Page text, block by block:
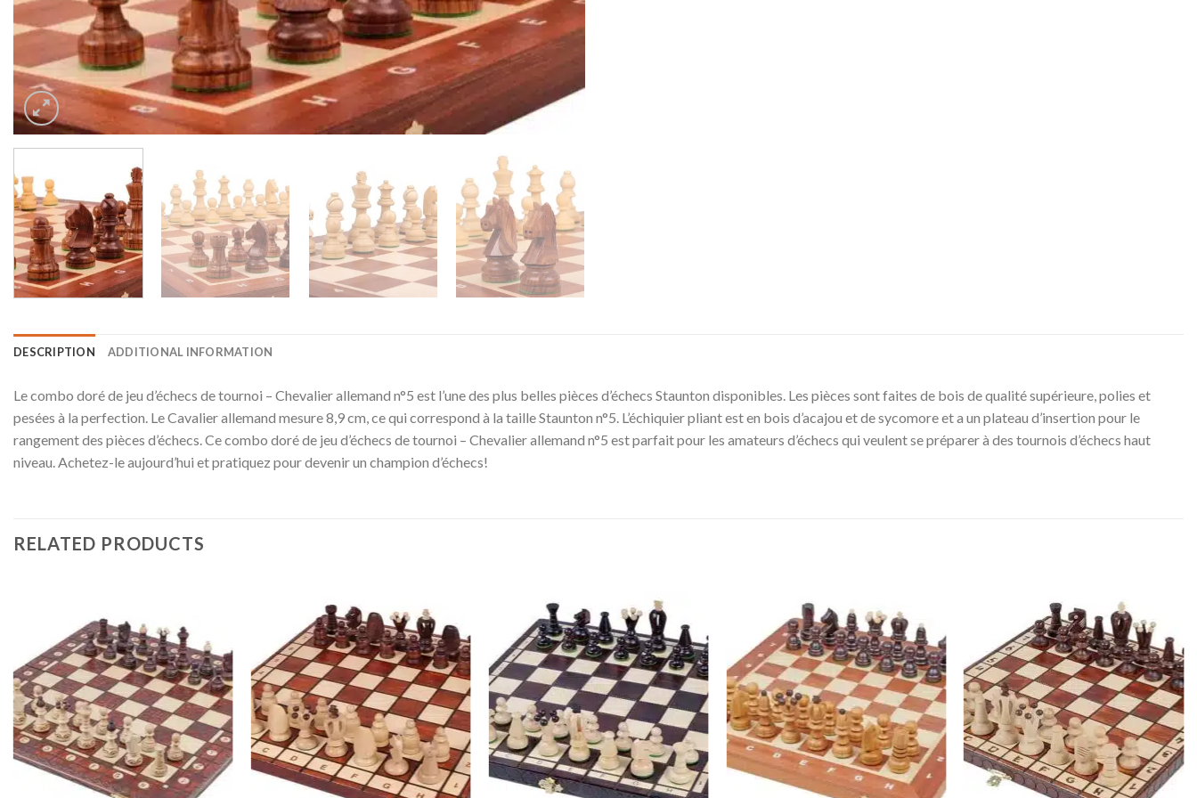
DESCRIPTION ADDITIONAL INFORMATION
Le combo doré de jeu d’échecs de tournoi – Chevalier allemand n°5 est l’une des plus belles pièces d’échecs Staunton disponibles. Les pièces sont faites de bois de qualité supérieure, polies et
pesées à la perfection. Le Cavalier allemand mesure 8,9 cm, ce qui correspond à la taille Staunton n°5. L’échiquier pliant est en bois d’acajou et de sycomore et a un plateau d’insertion pour le
rangement des pièces d’échecs. Ce combo doré de jeu d’échecs de tournoi – Chevalier allemand n°5 est parfait pour les amateurs d’échecs qui veulent se préparer à des tournois d’échecs haut
niveau. Achetez-le aujourd’hui et pratiquez pour devenir un champion d’échecs!
RELATED PRODUCTS